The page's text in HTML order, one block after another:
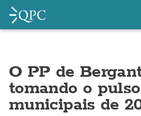
O PP de
tomando o
municipais de